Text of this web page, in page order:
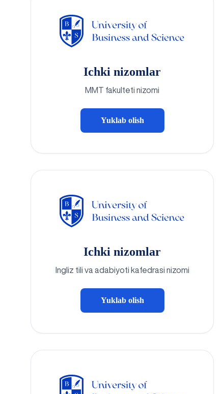
Ichki nizomlar
MMT fakulteti nizomi
Yuklab olish
Ichki nizomlar
Ingliz tili va adabiyoti kafedrasi nizomi
Yuklab olish